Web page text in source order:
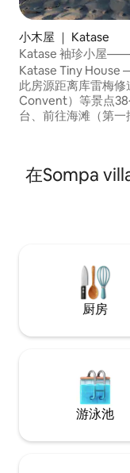
小木屋 ｜ Katase
Katase 袖珍小屋
Katase Tiny House
此房源距离库雷梅
Convent）等景点
台、前往海滩（第
于2024年。—这不
方，这里是您可以
在Sompa
厨房
游泳池